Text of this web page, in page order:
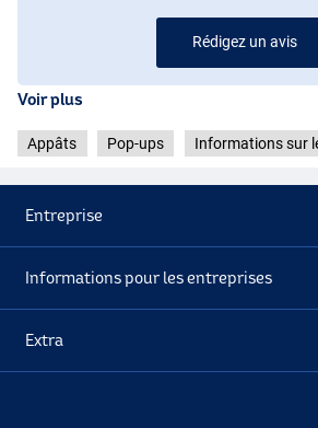
Rédigez un avis
Voir plus
Appâts Pop-ups Informations sur
Entreprise
Informations pour les entreprises
Extra